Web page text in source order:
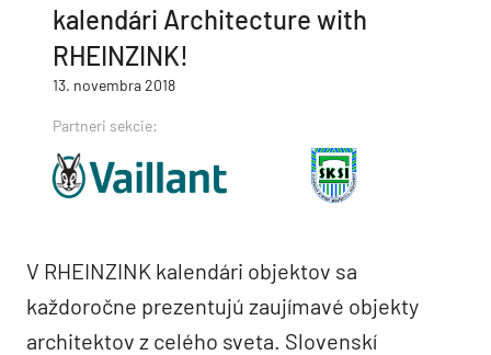
kalendári Architecture with
RHEINZINK!
13. novembra 2018
Partneri sekcie:
V RHEINZINK kalendári objektov sa
každoročne prezentujú zaujímavé objekty
architektov z celého sveta. Slovenskí